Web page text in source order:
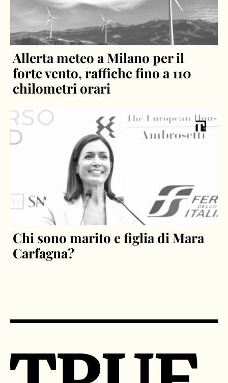
Allerta meteo a Milano per il
forte vento, raffiche fino a 110
chilometri orari
Chi sono marito e figlia di Mara
Carfagna?